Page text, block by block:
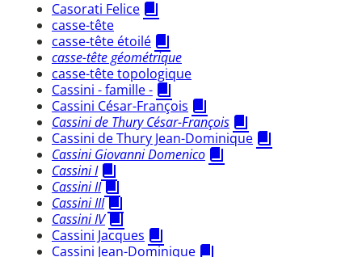
Casorati Felice
casse-tête
casse-tête étoilé
casse-tête géométrique
casse-tête topologique
Cassini - famille -
Cassini César-François
Cassini de Thury César-François
Cassini de Thury Jean-Dominique
Cassini Giovanni Domenico
Cassini I
Cassini II
Cassini III
Cassini IV
Cassini Jacques
Cassini Jean-Dominique